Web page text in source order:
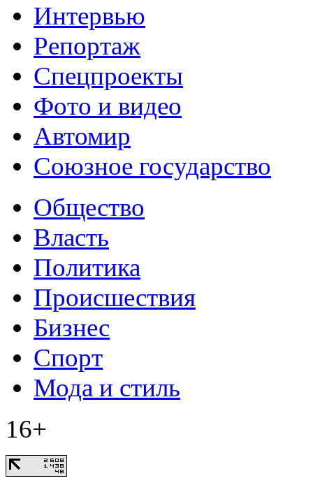
Интервью
Репортаж
Спецпроекты
Фото и видео
Автомир
Союзное государство
Общество
Власть
Политика
Происшествия
Бизнес
Спорт
Мода и стиль
16+